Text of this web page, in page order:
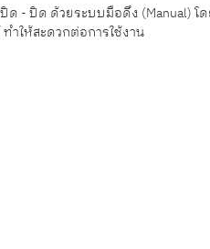
- ปิด ด้วยระบบมือดึง (Manual) โ
ำให้สะดวกต่อการใช้งาน